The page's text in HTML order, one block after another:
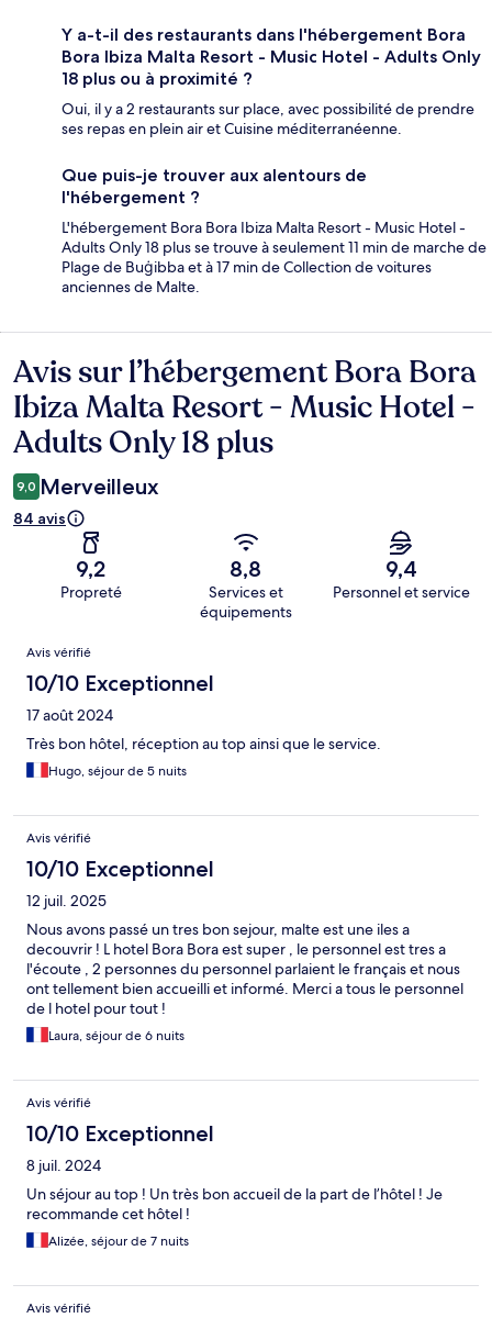
Y a-t-il des restaurants dans l'hébergement Bora
Bora Ibiza Malta Resort - Music Hotel - Adults Only
18 plus ou à proximité ?
Oui, il y a 2 restaurants sur place, avec possibilité de prendre
ses repas en plein air et Cuisine méditerranéenne.
Que puis-je trouver aux alentours de
l'hébergement ?
L'hébergement Bora Bora Ibiza Malta Resort - Music Hotel -
Adults Only 18 plus se trouve à seulement 11 min de marche de
Plage de Buġibba et à 17 min de Collection de voitures
anciennes de Malte.
Avis
Avis sur l’hébergement Bora Bora
Ibiza Malta Resort - Music Hotel -
Adults Only 18 plus
9,0 Merveilleux
84 avis
9,2
Propreté
8,8
Services et
équipements
9,4
Personnel et service
Avis
Avis vérifié
10/10 Exceptionnel
17 août 2024
Très bon hôtel, réception au top ainsi que le service.
Hugo, séjour de 5 nuits
Avis vérifié
10/10 Exceptionnel
12 juil. 2025
Nous avons passé un tres bon sejour, malte est une iles a
decouvrir ! L hotel Bora Bora est super , le personnel est tres a
l'écoute , 2 personnes du personnel parlaient le français et nous
ont tellement bien accueilli et informé. Merci a tous le personnel
de l hotel pour tout !
Laura, séjour de 6 nuits
Avis vérifié
10/10 Exceptionnel
8 juil. 2024
Un séjour au top ! Un très bon accueil de la part de l’hôtel ! Je
recommande cet hôtel !
Alizée, séjour de 7 nuits
Avis vérifié